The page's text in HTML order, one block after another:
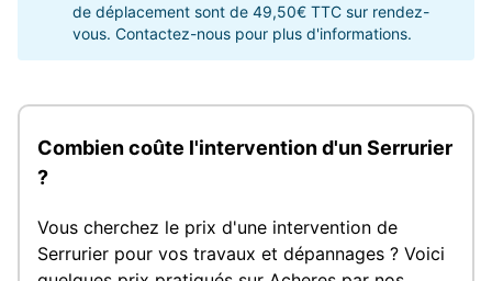
de déplacement sont de 49,50€ TTC sur rendez-
vous. Contactez-nous pour plus d'informations.
Combien coûte l'intervention d'un Serrurier
?
Vous cherchez le prix d'une intervention de
Serrurier pour vos travaux et dépannages ? Voici